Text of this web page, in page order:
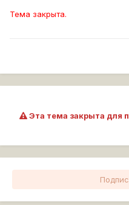
Тема закрыта.
Эта тема закрыта для